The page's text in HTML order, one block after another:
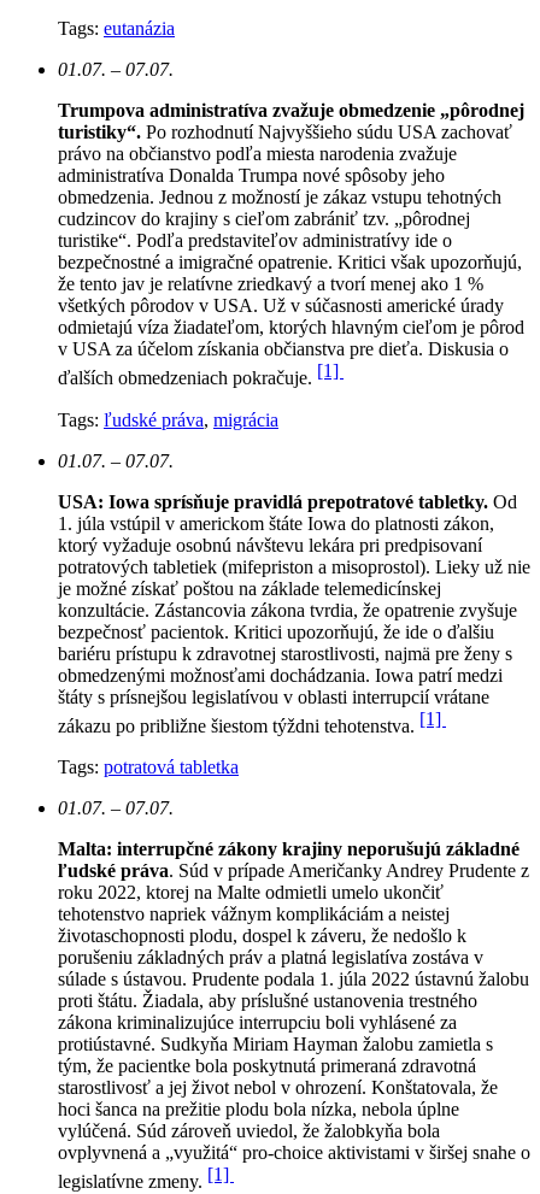
Tags: eutanázia
01.07. – 07.07.
Trumpova administratíva zvažuje obmedzenie „pôrodnej
turistiky“. Po rozhodnutí Najvyššieho súdu USA zachovať
právo na občianstvo podľa miesta narodenia zvažuje
administratíva Donalda Trumpa nové spôsoby jeho
obmedzenia. Jednou z možností je zákaz vstupu tehotných
cudzincov do krajiny s cieľom zabrániť tzv. „pôrodnej
turistike“. Podľa predstaviteľov administratívy ide o
bezpečnostné a imigračné opatrenie. Kritici však upozorňujú,
že tento jav je relatívne zriedkavý a tvorí menej ako 1 %
všetkých pôrodov v USA. Už v súčasnosti americké úrady
odmietajú víza žiadateľom, ktorých hlavným cieľom je pôrod
v USA za účelom získania občianstva pre dieťa. Diskusia o
ďalších obmedzeniach pokračuje. [1]
Tags: ľudské práva, migrácia
01.07. – 07.07.
USA: Iowa sprísňuje pravidlá prepotratové tabletky. Od
1. júla vstúpil v americkom štáte Iowa do platnosti zákon,
ktorý vyžaduje osobnú návštevu lekára pri predpisovaní
potratových tabletiek (mifepriston a misoprostol). Lieky už nie
je možné získať poštou na základe telemedicínskej
konzultácie. Zástancovia zákona tvrdia, že opatrenie zvyšuje
bezpečnosť pacientok. Kritici upozorňujú, že ide o ďalšiu
bariéru prístupu k zdravotnej starostlivosti, najmä pre ženy s
obmedzenými možnosťami dochádzania. Iowa patrí medzi
štáty s prísnejšou legislatívou v oblasti interrupcií vrátane
zákazu po približne šiestom týždni tehotenstva. [1]
Tags: potratová tabletka
01.07. – 07.07.
Malta: interrupčné zákony krajiny neporušujú základné
ľudské práva. Súd v prípade Američanky Andrey Prudente z
roku 2022, ktorej na Malte odmietli umelo ukončiť
tehotenstvo napriek vážnym komplikáciám a neistej
životaschopnosti plodu, dospel k záveru, že nedošlo k
porušeniu základných práv a platná legislatíva zostáva v
súlade s ústavou. Prudente podala 1. júla 2022 ústavnú žalobu
proti štátu. Žiadala, aby príslušné ustanovenia trestného
zákona kriminalizujúce interrupciu boli vyhlásené za
protiústavné. Sudkyňa Miriam Hayman žalobu zamietla s
tým, že pacientke bola poskytnutá primeraná zdravotná
starostlivosť a jej život nebol v ohrození. Konštatovala, že
hoci šanca na prežitie plodu bola nízka, nebola úplne
vylúčená. Súd zároveň uviedol, že žalobkyňa bola
ovplyvnená a „využitá“ pro-choice aktivistami v širšej snahe o
legislatívne zmeny. [1]